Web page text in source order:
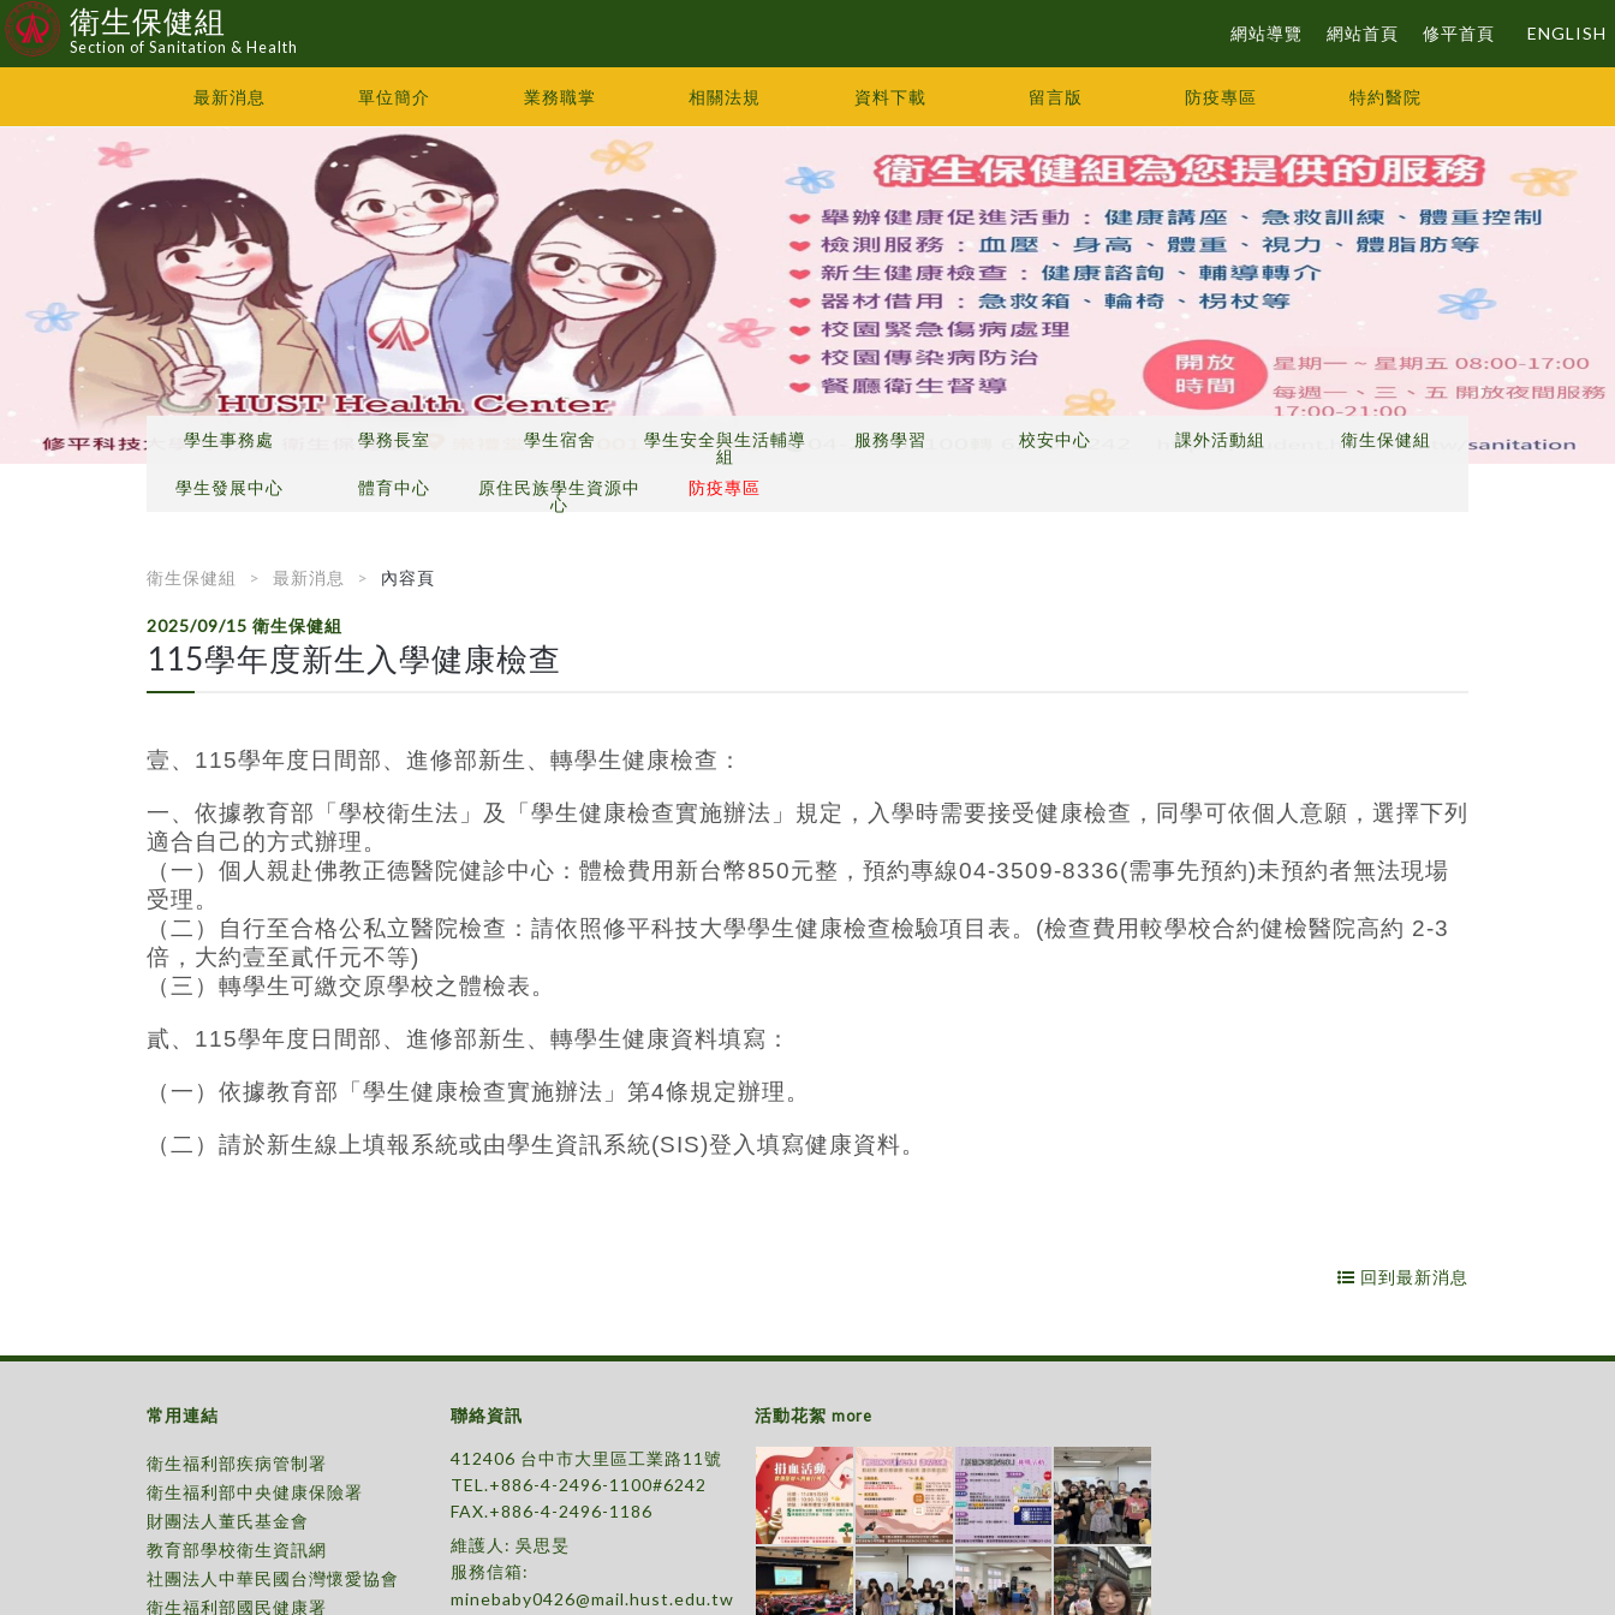
衛生保健組
Section of Sanitation & Health
網站導覽 網站首頁 修平首頁 ENGLISH
最新消息 單位簡介 業務職掌 相關法規 資料下載 留言版 防疫專區 特約醫院
學生事務處 學務長室 學生宿舍
學生安全與生活輔導
組
服務學習 校安中心 課外活動組 衛生保健組
學生發展中心 體育中心
原住民族學生資源中
心
防疫專區
衛生保健組 最新消息 內容頁
2025/09/15 衛生保健組
115學年度新生入學健康檢查
壹、115學年度日間部、進修部新生、轉學生健康檢查：
一、依據教育部「學校衛生法」及「學生健康檢查實施辦法」規定，入學時需要接受健康檢查，同學可依個人意願，選擇下列
適合自己的方式辦理。
（一）個人親赴佛教正德醫院健診中心：體檢費用新台幣850元整，預約專線04-3509-8336(需事先預約)未預約者無法現場
受理。
（二）自行至合格公私立醫院檢查：請依照修平科技大學學生健康檢查檢驗項目表。(檢查費用較學校合約健檢醫院高約 2-3
倍，大約壹至貳仟元不等)
（三）轉學生可繳交原學校之體檢表。
貳、 115學年度日間部、進修部新生、轉學生健康資料填寫：
（一）依據教育部「學生健康檢查實施辦法」第4條規定辦理。
（二）請於新生線上填報系統或由學生資訊系統(SIS)登入填寫健康資料。
回到最新消息
常用連結
衛生福利部疾病管制署
衛生福利部中央健康保險署
財團法人董氏基金會
教育部學校衛生資訊網
社團法人中華民國台灣懷愛協會
衛生福利部國民健康署
聯絡資訊
412406 台中市大里區工業路11號
TEL.+886-4-2496-1100#6242
FAX.+886-4-2496-1186
維護人: 吳思旻
服務信箱:
minebaby0426@mail.hust.edu.tw
活動花絮 more